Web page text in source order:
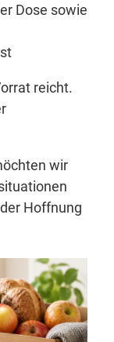
Dose sowie
reicht.
wir
Hoffnung